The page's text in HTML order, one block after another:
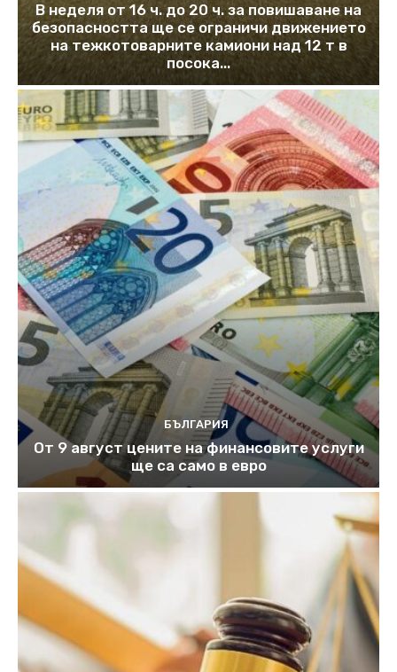
В неделя от 16 ч. до 20 ч. за повишаване на
безопасността ще се ограничи движението
на тежкотоварните камиони над 12 т в
посока...
БЪЛГАРИЯ
От 9 август цените на финансовите услуги
ще са само в евро